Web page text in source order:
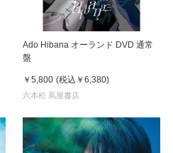
Ado Hibana オーランド DVD 通常
盤
￥5,800 (税込 ￥6,380)
六本松 蔦屋書店